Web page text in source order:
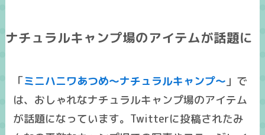
ナチュラルキャンプ場のアイテムが話題に
「ミニハニワあつめ～ナチュラルキャンプ～」で
は、おしゃれなナチュラルキャンプ場のアイテム
が話題になっています。Twitterに投稿されたみ